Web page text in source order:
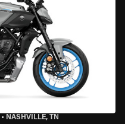
• NASHVILLE, TN